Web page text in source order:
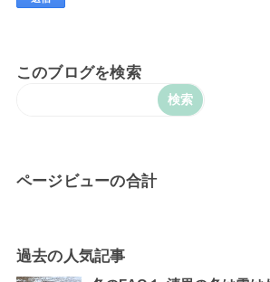
このブログを検索
ページビューの合計
過去の人気記事